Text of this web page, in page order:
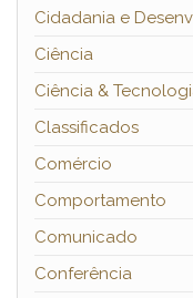
Cidadania e
Ciência
Ciência &
Classificados
Comércio
Comportamento
Comunicado
Conferência